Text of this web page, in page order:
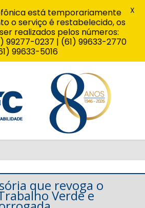
que revoga o
Verde e
está temporariamente
o serviço é restabelecido, os
realizados pelos números:
99277-0237 | (61) 99633-2770
99633-5016
X